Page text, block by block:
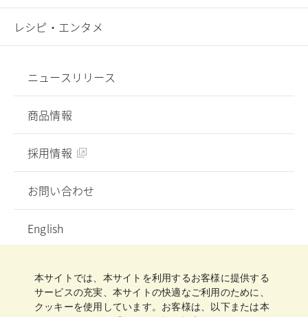
レシピ・エンタメ
ニュースリリース
商品情報
採用情報
お問い合わせ
English
ご利用規約
クッキーポリシー
クッキー詳細設定
サイトマップ
本サイトでは、本サイトを利用するお客様に提供する
サービスの充実、本サイトの快適なご利用のために、
クッキーを使用しています。お客様は、以下または本